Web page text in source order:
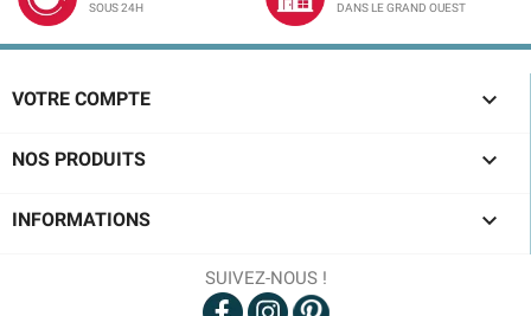
SOUS 24H
DANS LE GRAND OUEST
VOTRE COMPTE 
NOS PRODUITS 
INFORMATIONS 
SUIVEZ-NOUS !